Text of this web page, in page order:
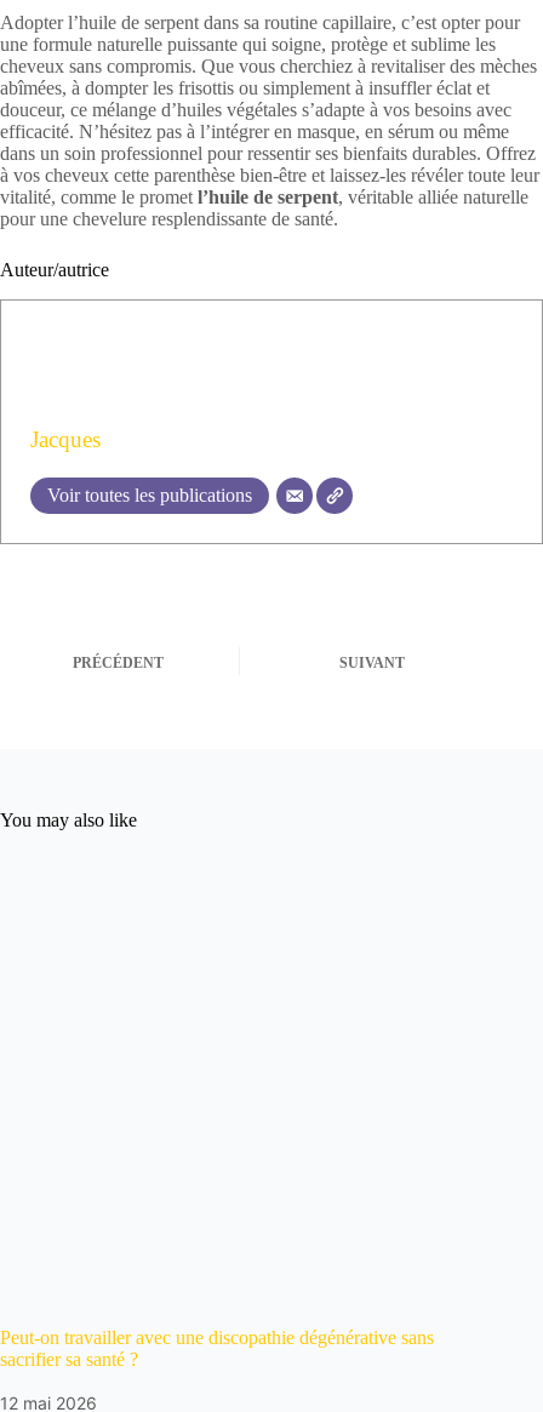
Adopter l’huile de serpent dans sa routine capillaire, c’est opter pour
une formule naturelle puissante qui soigne, protège et sublime les
cheveux sans compromis. Que vous cherchiez à revitaliser des mèches
abîmées, à dompter les frisottis ou simplement à insuffler éclat et
douceur, ce mélange d’huiles végétales s’adapte à vos besoins avec
efficacité. N’hésitez pas à l’intégrer en masque, en sérum ou même
dans un soin professionnel pour ressentir ses bienfaits durables. Offrez
à vos cheveux cette parenthèse bien-être et laissez-les révéler toute leur
vitalité, comme le promet l’huile de serpent, véritable alliée naturelle
pour une chevelure resplendissante de santé.
Auteur/autrice
Jacques
Voir toutes les publications
PRÉCÉDENT SUIVANT
You may also like
Peut-on travailler avec une discopathie dégénérative sans
sacrifier sa santé ?
12 mai 2026